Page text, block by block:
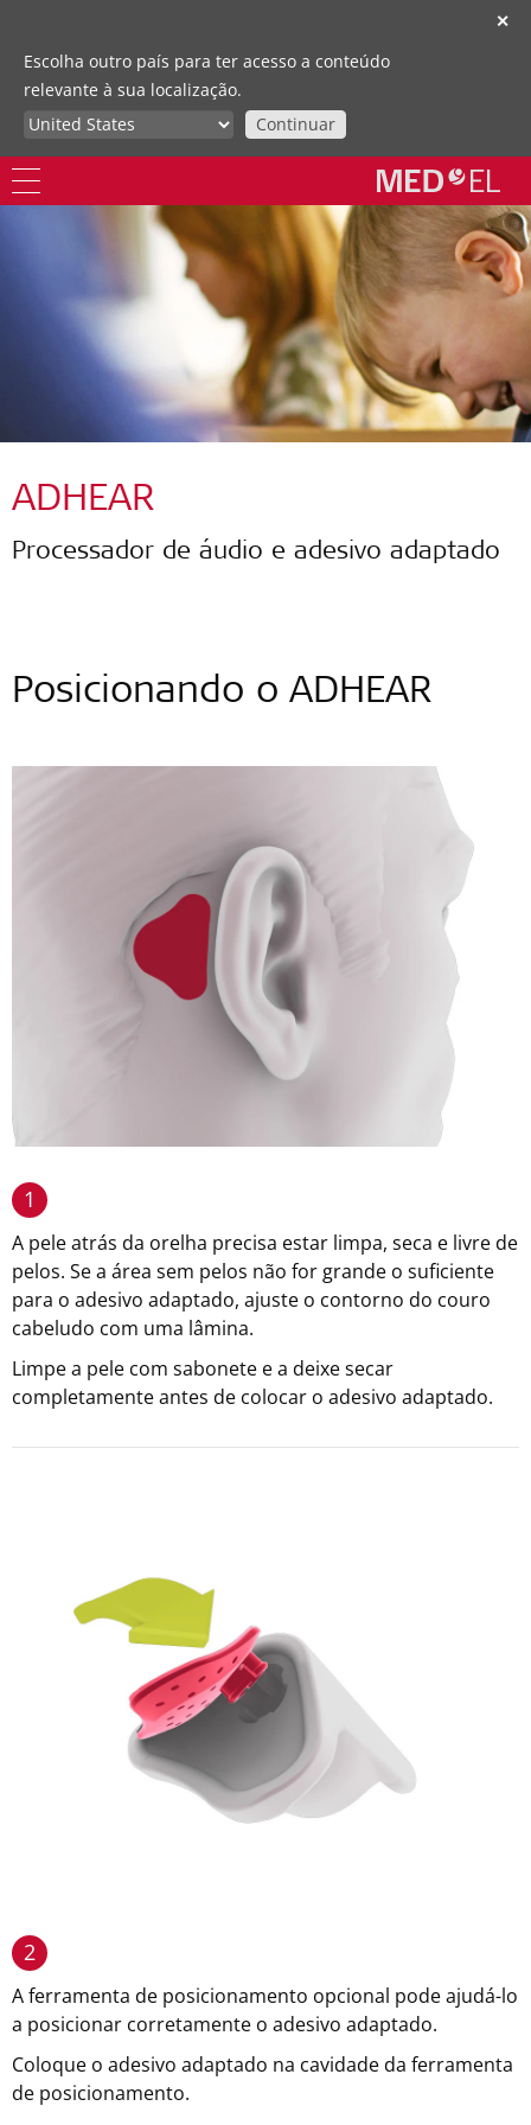
✕
Escolha outro país para ter acesso a conteúdo
relevante à sua localização.
Continuar
ADHEAR
Processador de áudio e adesivo adaptado
Posicionando o ADHEAR
1
A pele atrás da orelha precisa estar limpa, seca e livre de
pelos. Se a área sem pelos não for grande o suficiente
para o adesivo adaptado, ajuste o contorno do couro
cabeludo com uma lâmina.
Limpe a pele com sabonete e a deixe secar
completamente antes de colocar o adesivo adaptado.
2
A ferramenta de posicionamento opcional pode ajudá-lo
a posicionar corretamente o adesivo adaptado.
Coloque o adesivo adaptado na cavidade da ferramenta
de posicionamento.